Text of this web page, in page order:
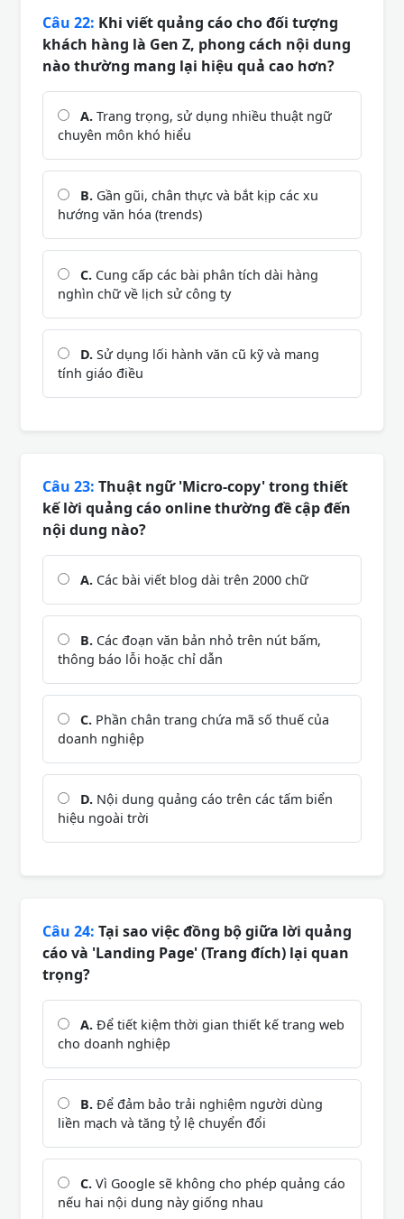
Câu 22: Khi viết quảng cáo cho đối tượng
khách hàng là Gen Z, phong cách nội dung
nào thường mang lại hiệu quả cao hơn?
A. Trang trọng, sử dụng nhiều thuật ngữ
chuyên môn khó hiểu
B. Gần gũi, chân thực và bắt kịp các xu
hướng văn hóa (trends)
C. Cung cấp các bài phân tích dài hàng
nghìn chữ về lịch sử công ty
D. Sử dụng lối hành văn cũ kỹ và mang
tính giáo điều
Câu 23: Thuật ngữ 'Micro-copy' trong thiết
kế lời quảng cáo online thường đề cập đến
nội dung nào?
A. Các bài viết blog dài trên 2000 chữ
B. Các đoạn văn bản nhỏ trên nút bấm,
thông báo lỗi hoặc chỉ dẫn
C. Phần chân trang chứa mã số thuế của
doanh nghiệp
D. Nội dung quảng cáo trên các tấm biển
hiệu ngoài trời
Câu 24: Tại sao việc đồng bộ giữa lời quảng
cáo và 'Landing Page' (Trang đích) lại quan
trọng?
A. Để tiết kiệm thời gian thiết kế trang web
cho doanh nghiệp
B. Để đảm bảo trải nghiệm người dùng
liền mạch và tăng tỷ lệ chuyển đổi
C. Vì Google sẽ không cho phép quảng cáo
nếu hai nội dung này giống nhau